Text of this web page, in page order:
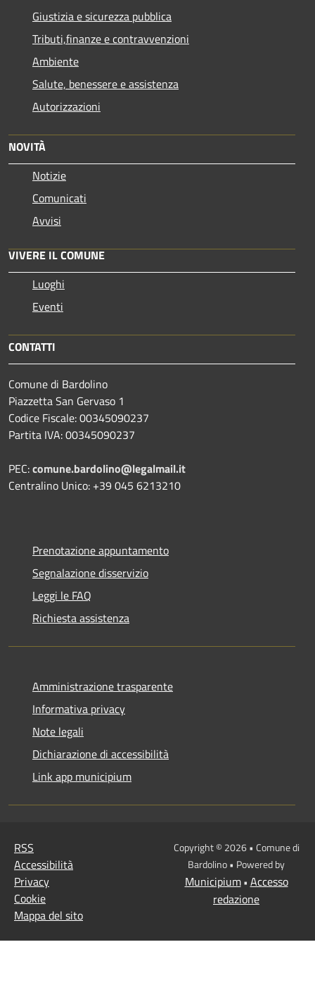
Giustizia e sicurezza pubblica
Tributi,finanze e contravvenzioni
Ambiente
Salute, benessere e assistenza
Autorizzazioni
NOVITÀ
Notizie
Comunicati
Avvisi
VIVERE IL COMUNE
Luoghi
Eventi
CONTATTI
Comune di Bardolino
Piazzetta San Gervaso 1
Codice Fiscale: 00345090237
Partita IVA: 00345090237
PEC:comune.bardolino@legalmail.it
Centralino Unico: +39 045 6213210
Prenotazione appuntamento
Segnalazione disservizio
Leggi le FAQ
Richiesta assistenza
Amministrazione trasparente
Informativa privacy
Note legali
Dichiarazione di accessibilità
Link app municipium
RSS
Accessibilità
Privacy
Cookie
Mappa del sito
Copyright © 2026 • Comune di
Bardolino • Powered by
Municipium• Accesso
redazione